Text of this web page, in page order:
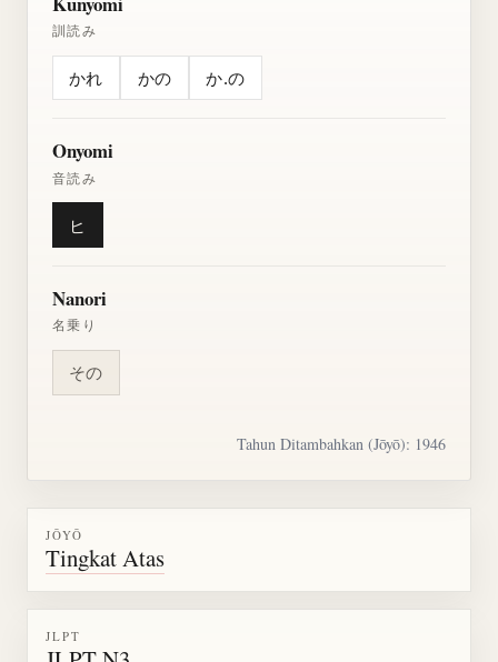
訓読み
かれ かの か.の
Onyomi
音読み
ヒ
Nanori
名乗り
その
Tahun Ditambahkan (Jōyō): 1946
JŌYŌ
Tingkat Atas
JLPT